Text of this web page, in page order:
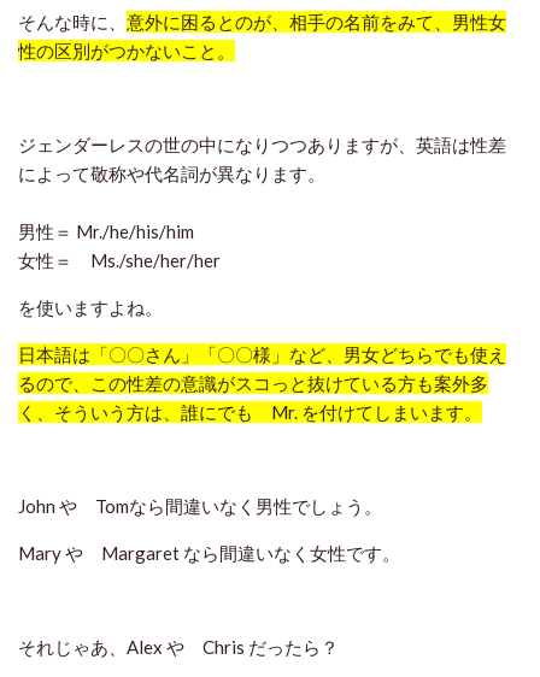
そんな時に、 意外に困るとのが、相手の名前をみて、男性女
性の区別がつかないこと。
ジェンダーレスの世の中になりつつありますが、英語は性差
によって敬称や代名詞が異なります。
男性＝ Mr./he/his/him
女性＝ Ms./she/her/her
を使いますよね。
日本語は「〇〇さん」「〇〇様」など、男女どちらでも使え
るので、この性差の意識がスコっと抜けている方も案外多
く、そういう方は、誰にでも Mr. を付けてしまいます。
John や Tomなら間違いなく男性でしょう。
Mary や Margaret なら間違いなく女性です。
それじゃあ、Alex や Chris だったら？